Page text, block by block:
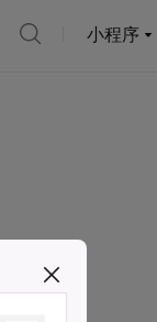
小程序